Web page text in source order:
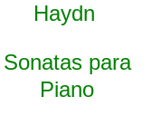
Haydn
Sonatas para
Piano